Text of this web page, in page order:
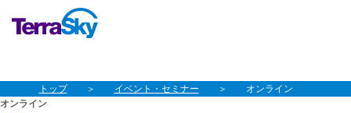
本文へスキップ
グローバルナビゲーションへスキップ
トップ イベント・セミナー
オンライン
オンライン